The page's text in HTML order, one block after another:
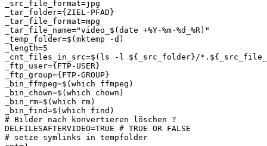
_src_file_format=jpg
_tar_folder={ZIEL-PFAD}
_tar_file_format=mpg
_tar_file_name="video_$(date +%Y-%m-%d_%R)"
_temp_folder=$(mktemp -d)
_length=5
_cnt_files_in_src=$(ls -l ${_src_folder}/
_ftp_user={FTP-USER}
_ftp_group={FTP-GROUP}
_bin_ffmpeg=$(which ffmpeg)
_bin_chown=$(which chown)
_bin_rm=$(which rm)
_bin_find=$(which find)
# Bilder nach konvertieren löschen ?
DELFILESAFTERVIDEO=TRUE # TRUE OR FALSE
# setze symlinks in tempfolder